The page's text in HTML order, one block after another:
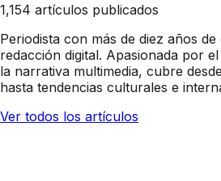
1,154 artículos publicados
Periodista con más de diez años
redacción digital. Apasionada por
la narrativa multimedia, cubre
hasta tendencias culturales e
Ver todos los artículos